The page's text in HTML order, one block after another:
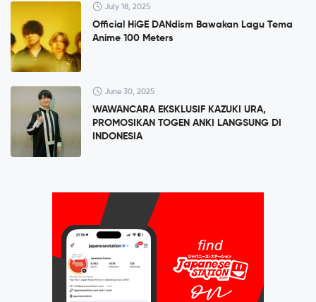
July 18, 2025
Official HiGE DANdism Bawakan Lagu Tema
Anime 100 Meters
June 30, 2025
WAWANCARA EKSKLUSIF KAZUKI URA,
PROMOSIKAN TOGEN ANKI LANGSUNG DI
INDONESIA